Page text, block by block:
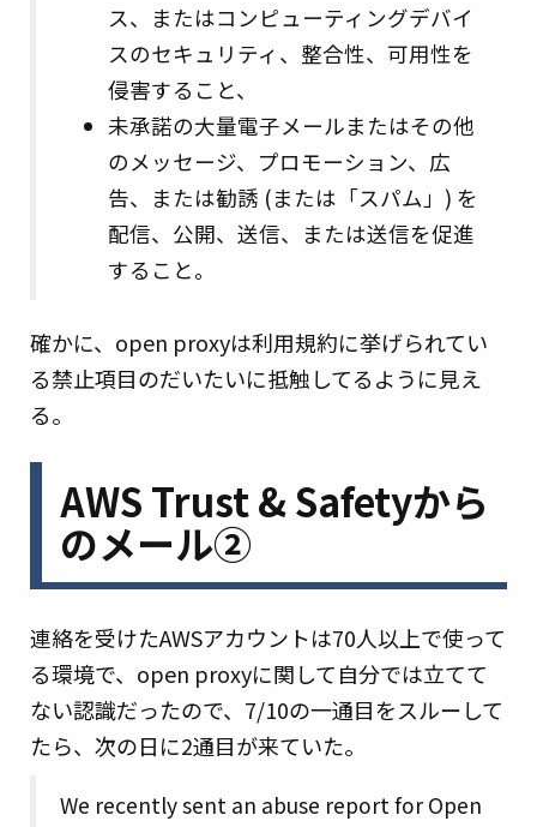
ス、またはコンピューティングデバイ
スのセキュリティ、整合性、可用性を
侵害すること、
未承諾の大量電子メールまたはその他
のメッセージ、プロモーション、広
告、または勧誘 (または「スパム」) を
配信、公開、送信、または送信を促進
すること。
確かに、open proxyは利用規約に挙げられてい
る禁止項目のだいたいに抵触してるように見え
る。
AWS Trust & Safetyから
のメール②
連絡を受けたAWSアカウントは70人以上で使って
る環境で、open proxyに関して自分では立てて
ない認識だったので、7/10の一通目をスルーして
たら、次の日に2通目が来ていた。
We recently sent an abuse report for Open